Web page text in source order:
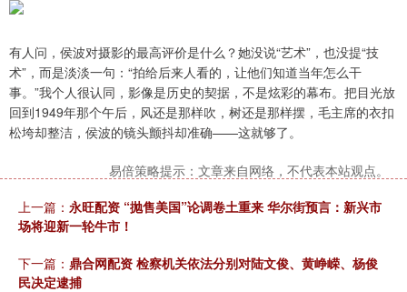
有人问，侯波对摄影的最高评价是什么？她没说“艺术”，也没提“技
术”，而是淡淡一句：“拍给后来人看的，让他们知道当年怎么干
事。”我个人很认同，影像是历史的契据，不是炫彩的幕布。把目光放
回到1949年那个午后，风还是那样吹，树还是那样摆，毛主席的衣扣
松垮却整洁，侯波的镜头颤抖却准确——这就够了。
易倍策略提示：文章来自网络，不代表本站观点。
上一篇： 永旺配资 “抛售美国”论调卷土重来 华尔街预言：新兴市
场将迎新一轮牛市！
下一篇： 鼎合网配资 检察机关依法分别对陆文俊、黄峥嵘、杨俊
民决定逮捕